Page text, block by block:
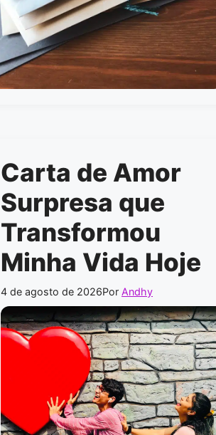
Carta de Amor
Surpresa que
Transformou
Minha Vida Hoje
4 de agosto de 2026Por Andhy